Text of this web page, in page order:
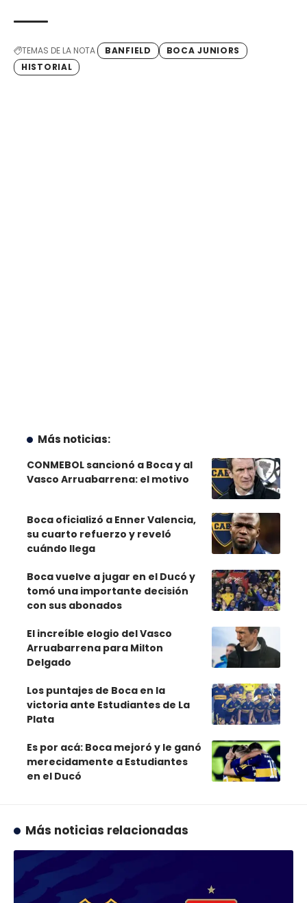
TEMAS DE LA NOTA BANFIELD
BOCA JUNIORS
HISTORIAL
Más noticias:
CONMEBOL sancionó a Boca y al
Vasco Arruabarrena: el motivo
Boca oficializó a Enner Valencia,
su cuarto refuerzo y reveló
cuándo llega
Boca vuelve a jugar en el Ducó y
tomó una importante decisión
con sus abonados
El increíble elogio del Vasco
Arruabarrena para Milton
Delgado
Los puntajes de Boca en la
victoria ante Estudiantes de La
Plata
Es por acá: Boca mejoró y le ganó
merecidamente a Estudiantes
en el Ducó
Más noticias relacionadas